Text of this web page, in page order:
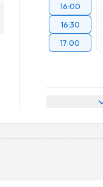
16:00
16:30
17:00